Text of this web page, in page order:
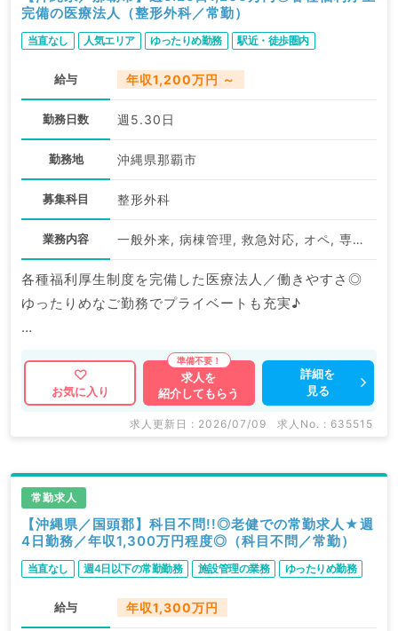
完備の医療法人（整形外科／常勤）
当直なし 人気エリア ゆったりめ勤務 駅近・徒歩圏内
給与 年収1,200万円 ～
勤務日数 週5.30日
勤務地 沖縄県那覇市
募集科目 整形外科
業務内容 一般外来, 病棟管理, 救急対応, オペ, 専門外来
各種福利厚生制度を完備した医療法人／働きやすさ◎
ゆったりめなご勤務でプライベートも充実♪
マイナビDOCTORでは病院やクリニックなどの医療機
関求人はもちろんのこと、
掲載情報以外にも産業医等の企業系求人も多数扱ってい
お気に入り
求人を
紹介してもらう
詳細を
見る
求人更新日 : 2026/07/09 求人No. : 635515
常勤求人
【沖縄県／国頭郡】科目不問!!◎老健での常勤求人★週
4日勤務／年収1,300万円程度◎（科目不問／常勤）
当直なし 週4日以下の常勤勤務 施設管理の業務 ゆったりめ勤務
給与 年収1,300万円